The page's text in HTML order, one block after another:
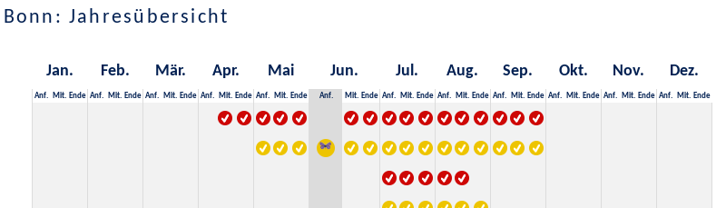
Bonn: Jahresübersicht
Jan. Feb. Mär. Apr. Mai Jun. Jul. Aug. Sep. Okt. Nov. Dez.
Anf. Mit. Ende Anf. Mit. Ende Anf. Mit. Ende Anf. Mit. Ende Anf. Mit. Ende Anf. Mit. Ende Anf. Mit. Ende Anf. Mit. Ende Anf. Mit. Ende Anf. Mit. Ende Anf. Mit. Ende Anf. Mit. Ende